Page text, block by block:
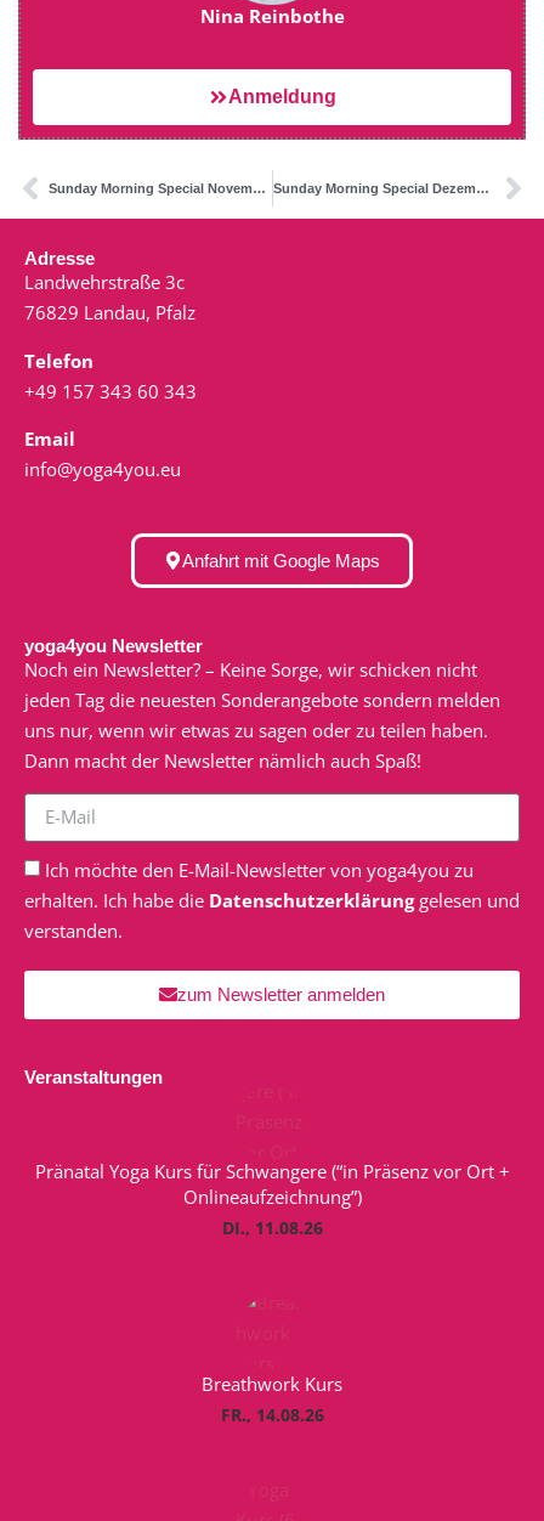
Nina Reinbothe
Anmeldung
Sunday Morning Special November Sunday Morning Special Dezember – Rauhnächte
Adresse
Landwehrstraße 3c
76829 Landau, Pfalz
Telefon
+49 157 343 60 343
Email
info@yoga4you.eu
Anfahrt mit Google Maps
yoga4you Newsletter
Noch ein Newsletter? – Keine Sorge, wir schicken nicht
jeden Tag die neuesten Sonderangebote sondern melden
uns nur, wenn wir etwas zu sagen oder zu teilen haben.
Dann macht der Newsletter nämlich auch Spaß!
Ich möchte den E-Mail-Newsletter von yoga4you zu
erhalten. Ich habe die Datenschutzerklärunggelesen und
verstanden.
zum Newsletter anmelden
Veranstaltungen
Pränatal Yoga Kurs für Schwangere (“in Präsenz vor Ort +
Onlineaufzeichnung”)
DI., 11.08.26
Breathwork Kurs
FR., 14.08.26